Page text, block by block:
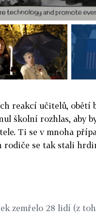
reakcí učitelů, obětí
školní rozhlas, aby
Ti se v mnoha
rodiče se tak stali
zemřelo 28 lidí (z